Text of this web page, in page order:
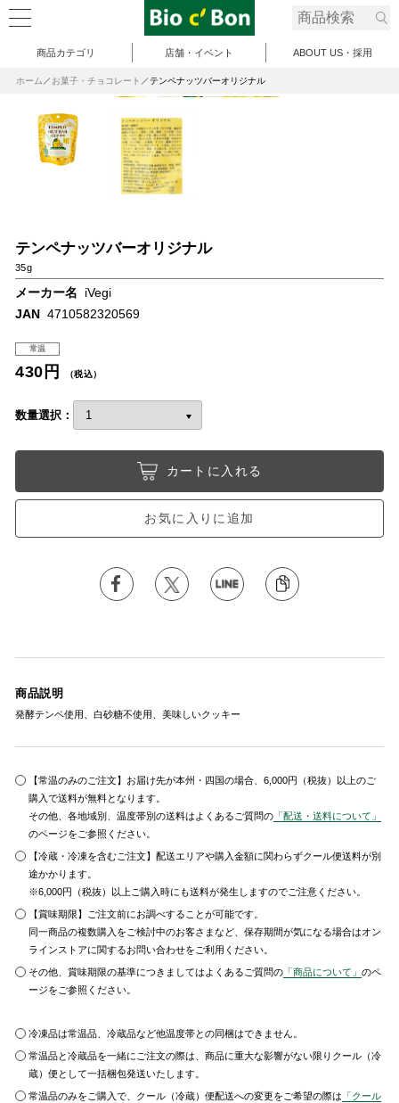
商品カテゴリ 店舗・イベント ABOUT US・採用
ホーム お菓子・チョコレート テンペナッツバーオリジナル
テンペナッツバーオリジナル
35g
メーカー名
iVegi
JAN 4710582320569
常温
430円 （税込）
数量選択：
カートに入れる
お気に入りに追加
商品説明
発酵テンペ使用、白砂糖不使用、美味しいクッキー
【常温のみのご注文】お届け先が本州・四国の場合、6,000円（税抜）以上のご
購入で送料が無料となります。
その他、各地域別、温度帯別の送料はよくあるご質問の 「配送・送料について」
のページをご参照ください。
【冷蔵・冷凍を含むご注文】配送エリアや購入金額に関わらずクール便送料が別
途かかります。
※6,000円（税抜）以上ご購入時にも送料が発生しますのでご注意ください。
【賞味期限】ご注文前にお調べすることが可能です。
同一商品の複数購入をご検討中のお客さまなど、保存期間が気になる場合はオン
ラインストアに関するお問い合わせをご利用ください。
その他、賞味期限の基準につきましてはよくあるご質問の 「商品について」のペ
ージをご参照ください。
冷凍品は常温品、冷蔵品など他温度帯との同梱はできません。
常温品と冷蔵品を一緒にご注文の際は、商品に重大な影響がない限りクール（冷
蔵）便として一括梱包発送いたします。
常温品のみをご購入で、クール（冷蔵）便配送への変更をご希望の際は 「クール